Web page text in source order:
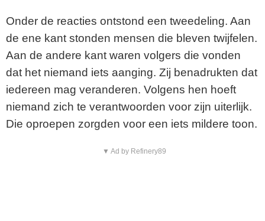
Onder de reacties ontstond een tweedeling. Aan
de ene kant stonden mensen die bleven twijfelen.
Aan de andere kant waren volgers die vonden
dat het niemand iets aanging. Zij benadrukten dat
iedereen mag veranderen. Volgens hen hoeft
niemand zich te verantwoorden voor zijn uiterlijk.
Die oproepen zorgden voor een iets mildere toon.
▼ Ad by Refinery89